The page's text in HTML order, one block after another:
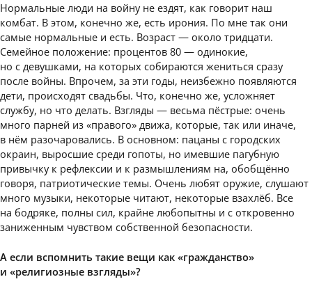
Нормальные люди на войну не ездят, как говорит наш
комбат. В этом, конечно же, есть ирония. По мне так они
самые нормальные и есть. Возраст — около тридцати.
Семейное положение: процентов 80 — одинокие,
но с девушками, на которых собираются жениться сразу
после войны. Впрочем, за эти годы, неизбежно появляются
дети, происходят свадьбы. Что, конечно же, усложняет
службу, но что делать. Взгляды — весьма пёстрые: очень
много парней из «правого» движа, которые, так или иначе,
в нём разочаровались. В основном: пацаны с городских
окраин, выросшие среди гопоты, но имевшие пагубную
привычку к рефлексии и к размышлениям на, обобщённо
говоря, патриотические темы. Очень любят оружие, слушают
много музыки, некоторые читают, некоторые взахлёб. Все
на бодряке, полны сил, крайне любопытны и с откровенно
заниженным чувством собственной безопасности.
А если вспомнить такие вещи как «гражданство»
и «религиозные взгляды»?